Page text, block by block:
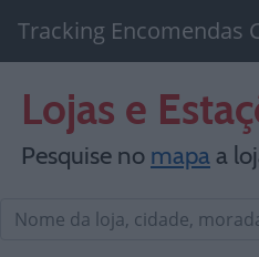
Tracking Encomendas
Lojas e
Pesquise no mapaa